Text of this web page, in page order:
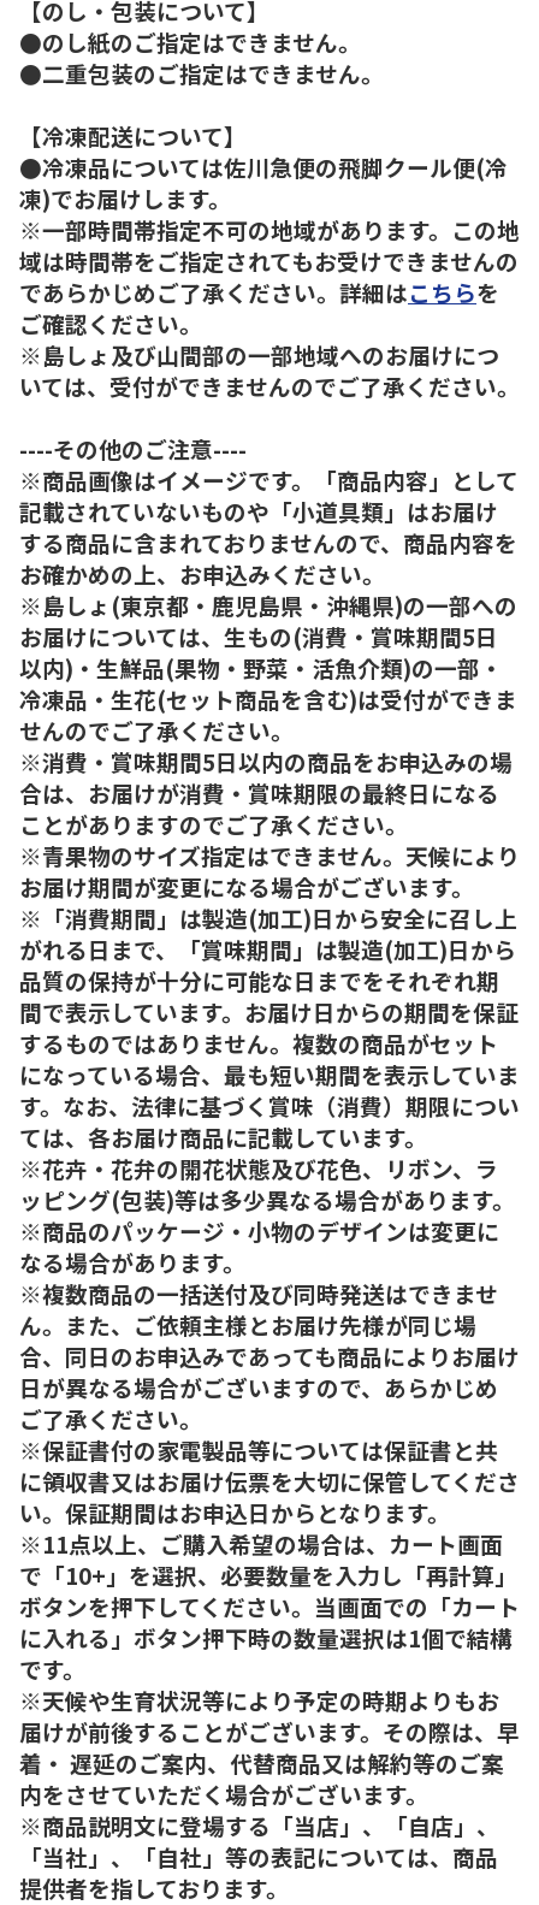
【のし・包装について】
●のし紙のご指定はできません。
●二重包装のご指定はできません。
【冷凍配送について】
●冷凍品については佐川急便の飛脚クール便(冷
凍)でお届けします。
※一部時間帯指定不可の地域があります。この地
域は時間帯をご指定されてもお受けできませんの
であらかじめご了承ください。詳細はこちらを
ご確認ください。
※島しょ及び山間部の一部地域へのお届けにつ
いては、受付ができませんのでご了承ください。
----その他のご注意----
※商品画像はイメージです。「商品内容」として
記載されていないものや「小道具類」はお届け
する商品に含まれておりませんので、商品内容を
お確かめの上、お申込みください。
※島しょ(東京都・鹿児島県・沖縄県)の一部への
お届けについては、生もの(消費・賞味期間5日
以内)・生鮮品(果物・野菜・活魚介類)の一部・
冷凍品・生花(セット商品を含む)は受付ができま
せんのでご了承ください。
※消費・賞味期間5日以内の商品をお申込みの場
合は、お届けが消費・賞味期限の最終日になる
ことがありますのでご了承ください。
※青果物のサイズ指定はできません。天候により
お届け期間が変更になる場合がございます。
※「消費期間」は製造(加工)日から安全に召し上
がれる日まで、「賞味期間」は製造(加工)日から
品質の保持が十分に可能な日までをそれぞれ期
間で表示しています。お届け日からの期間を保証
するものではありません。複数の商品がセット
になっている場合、最も短い期間を表示していま
す。なお、法律に基づく賞味（消費）期限につい
ては、各お届け商品に記載しています。
※花卉・花弁の開花状態及び花色、リボン、ラ
ッピング(包装)等は多少異なる場合があります。
※商品のパッケージ・小物のデザインは変更に
なる場合があります。
※複数商品の一括送付及び同時発送はできませ
ん。また、ご依頼主様とお届け先様が同じ場
合、同日のお申込みであっても商品によりお届け
日が異なる場合がございますので、あらかじめ
ご了承ください。
※保証書付の家電製品等については保証書と共
に領収書又はお届け伝票を大切に保管してくださ
い。保証期間はお申込日からとなります。
※11点以上、ご購入希望の場合は、カート画面
で「10+」を選択、必要数量を入力し「再計算」
ボタンを押下してください。当画面での「カート
に入れる」ボタン押下時の数量選択は1個で結構
です。
※天候や生育状況等により予定の時期よりもお
届けが前後することがございます。その際は、早
着・ 遅延のご案内、代替商品又は解約等のご案
内をさせていただく場合がございます。
※商品説明文に登場する「当店」、「自店」、
「当社」、「自社」等の表記については、商品
提供者を指しております。